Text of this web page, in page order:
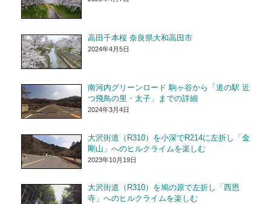
高田千本桜 奈良県大和高田市
2024年4月5日
南河内グリーンロード 駒ヶ谷から「道の駅 近
つ飛鳥の里・太子」までの詳細
2024年3月4日
大沢街道（R310）を小深でR214に左折し「金
剛山」へのヒルクライムを楽しむ
2023年10月19日
大沢街道（R310）を鳩の原で左折し「西恩
寺」へのヒルクライムを楽しむ